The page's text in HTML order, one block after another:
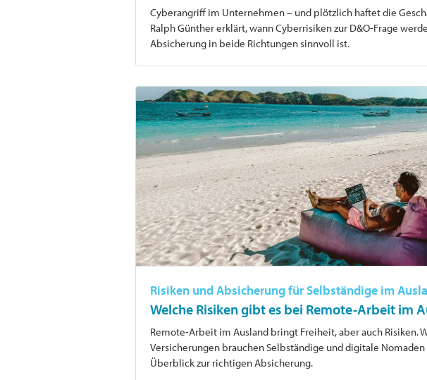
Cyberangriff im Unternehmen – und plötzlich haftet die
Ralph Günther erklärt, wann Cyberrisiken zur D&O-Frage
Absicherung in beide Richtungen sinnvoll ist.
Risiken und Absicherung für Selbständige im
Welche Risiken gibt es bei Remote-Arbeit im
Remote-Arbeit im Ausland bringt Freiheit, aber auch Risiken.
Versicherungen brauchen Selbständige und digitale
Überblick zur richtigen Absicherung.